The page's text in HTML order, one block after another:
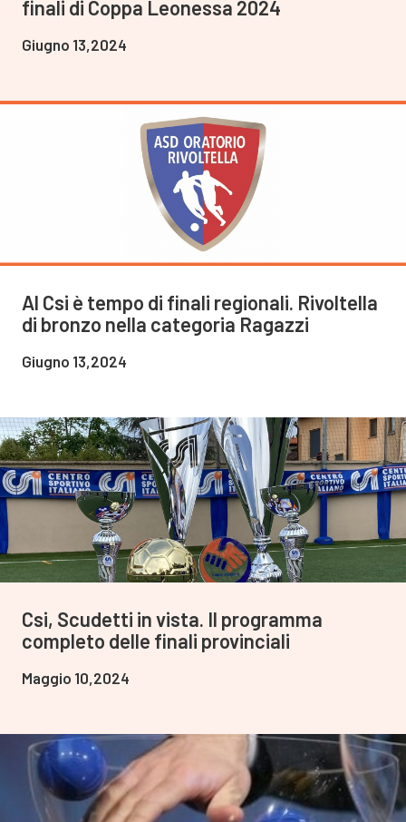
finali di Coppa Leonessa 2024
Giugno 13,2024
Al Csi è tempo di finali regionali. Rivoltella
di bronzo nella categoria Ragazzi
Giugno 13,2024
Csi, Scudetti in vista. Il programma
completo delle finali provinciali
Maggio 10,2024